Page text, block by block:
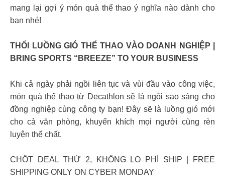
mang lại gợi ý món quà thể thao ý nghĩa nào dành cho
bạn nhé!
THỔI LUỒNG GIÓ THỂ THAO VÀO DOANH NGHIỆP |
BRING SPORTS “BREEZE” TO YOUR BUSINESS
Khi cả ngày phải ngồi liên tục và vùi đầu vào công việc,
món quà thể thao từ Decathlon sẽ là ngôi sao sáng cho
đồng nghiệp cùng công ty bạn! Đây sẽ là luồng gió mới
cho cả văn phòng, khuyến khích mọi người cùng rèn
luyện thể chất.
CHỐT DEAL THỨ 2, KHÔNG LO PHÍ SHIP | FREE
SHIPPING ONLY ON CYBER MONDAY